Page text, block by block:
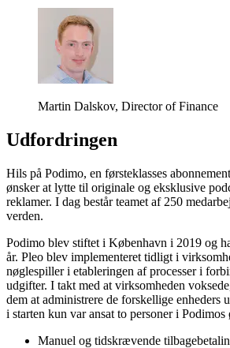
Martin Dalskov, Director of Finance
Udfordringen
Hils på Podimo, en førsteklasses
ønsker at lytte til originale og eksklusive
reklamer. I dag består teamet af 250
verden.
Podimo blev stiftet i København i 2019 og
år. Pleo blev implementeret tidligt i
nøglespiller i etableringen af processer i
udgifter. I takt med at virksomheden
dem at administrere de forskellige
i starten kun var ansat to personer i
Manuel og tidskrævende